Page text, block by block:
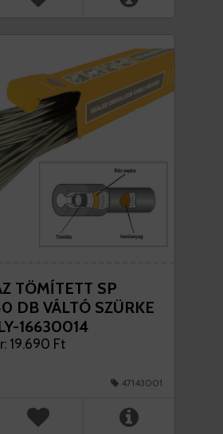
TÖMÍTETT SP
DB VÁLTÓ SZÜRKE
16630014
19.690 Ft
47143001